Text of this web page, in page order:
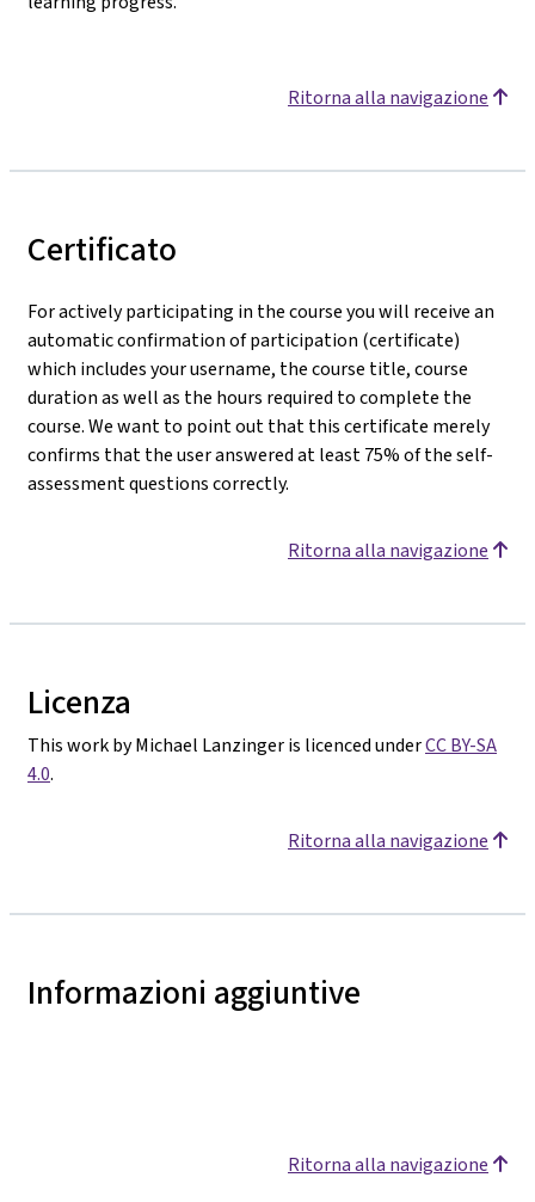
Ritorna alla navigazione
Certificato
For actively participating in the course you will receive an
automatic confirmation of participation (certificate)
which includes your username, the course title, course
duration as well as the hours required to complete the
course. We want to point out that this certificate merely
confirms that the user answered at least 75% of the self-
assessment questions correctly.
Ritorna alla navigazione
Licenza
This work by Michael Lanzinger is licenced underCC BY-SA
4.0.
Ritorna alla navigazione
Informazioni aggiuntive
Ritorna alla navigazione